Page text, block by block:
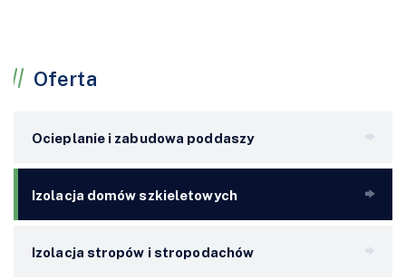
Oferta
Ocieplanie i zabudowa poddaszy
Izolacja domów szkieletowych
Izolacja stropów i stropodachów